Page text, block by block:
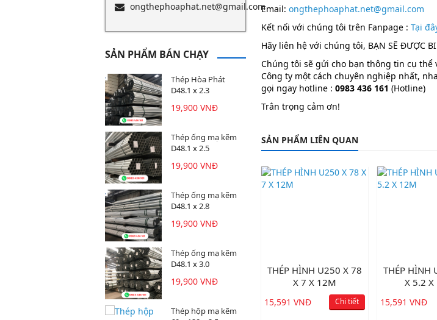
ongthephoaphat.net@gmail.com
SẢN PHẨM BÁN CHẠY
Thép Hòa Phát
D48.1 x 2.3
19,900 VNĐ
Thép ống mạ kẽm
D48.1 x 2.5
19,900 VNĐ
Thép ống mạ kẽm
D48.1 x 2.8
19,900 VNĐ
Thép ống mạ kẽm
D48.1 x 3.0
19,900 VNĐ
Thép hộp mạ kẽm
Email:ongthephoaphat.net@gmail.com
Kết nối với chúng tôi trên Fanpage :Tại
Hãy liên hệ với chúng tôi, BẠN SẼ ĐƯỢC
Chúng tôi sẽ gửi cho bạn thông tin cụ
Công ty một cách chuyên nghiệp nhất,
gọi ngay hotline : 0983 436 161 (Hotline)
Trân trọng cảm ơn!
SẢN PHẨM LIÊN QUAN
THÉP HÌNH U250 X 78
X 7 X 12M
15,591 VNĐ Chi tiết
THÉP HÌNH
X 5.2
15,591 VNĐ